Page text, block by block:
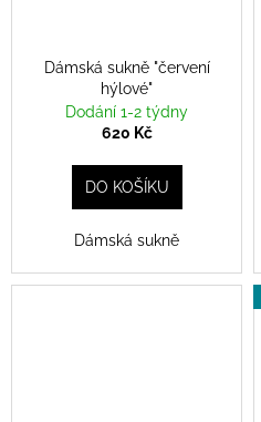
Dámská sukně "červení
hýlové"
Dodání 1-2 týdny
620 Kč
DO KOŠÍKU
Dámská sukně